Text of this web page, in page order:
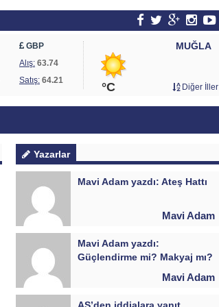
GBP
Alış:63.74
Satış:64.21
MUĞLA
°C Diğer İller
Yazarlar
Mavi Adam yazdı: Ateş Hattı
Mavi Adam
Mavi Adam yazdı:
Güçlendirme mi? Makyaj mı?
Mavi Adam